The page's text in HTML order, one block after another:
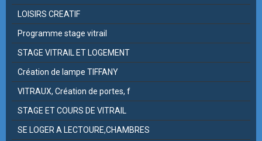
LOISIRS CREATIF
Programme stage vitrail
STAGE VITRAIL ET LOGEMENT
Création de lampe TIFFANY
VITRAUX, Création de portes, f
STAGE ET COURS DE VITRAIL
SE LOGER A LECTOURE,CHAMBRES